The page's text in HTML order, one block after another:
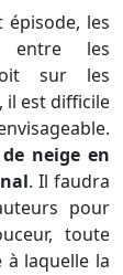
entre les
sur les
il est difficile
neige en
. Il faudra
pour
toute
laquelle la